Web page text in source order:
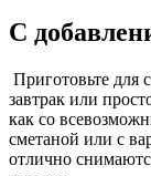
С
Приготовьте для
завтрак или
как со
сметаной или с
отлично